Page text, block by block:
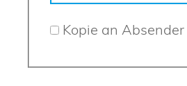
Kopie an Absender